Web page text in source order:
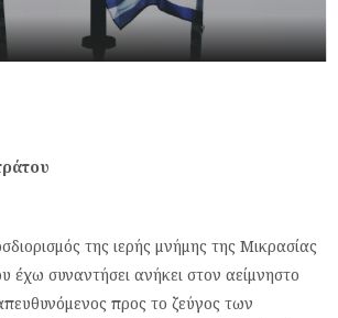
της ιερής μνήμης της Μικρασίας
έχω συναντήσει ανήκει στον αείμνηστο
προς το ζεύγος των